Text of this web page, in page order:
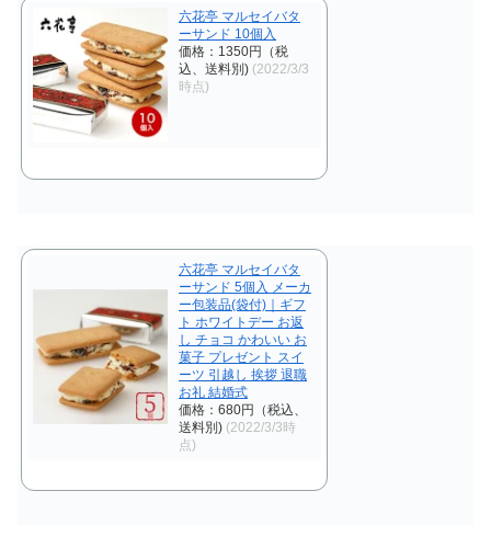
六花亭 マルセイバタ
ーサンド 10個入
価格：1350円（税
込、送料別) (2022/3/3
時点)
六花亭 マルセイバタ
ーサンド 5個入 メーカ
ー包装品(袋付)｜ギフ
ト ホワイトデー お返
し チョコ かわいい お
菓子 プレゼント スイ
ーツ 引越し 挨拶 退職
お礼 結婚式
価格：680円（税込、
送料別) (2022/3/3時
点)